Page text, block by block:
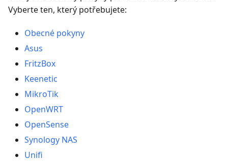
Vyberte ten, který potřebujete:
Obecné pokyny
Asus
FritzBox
Keenetic
MikroTik
OpenWRT
OpenSense
Synology NAS
Unifi